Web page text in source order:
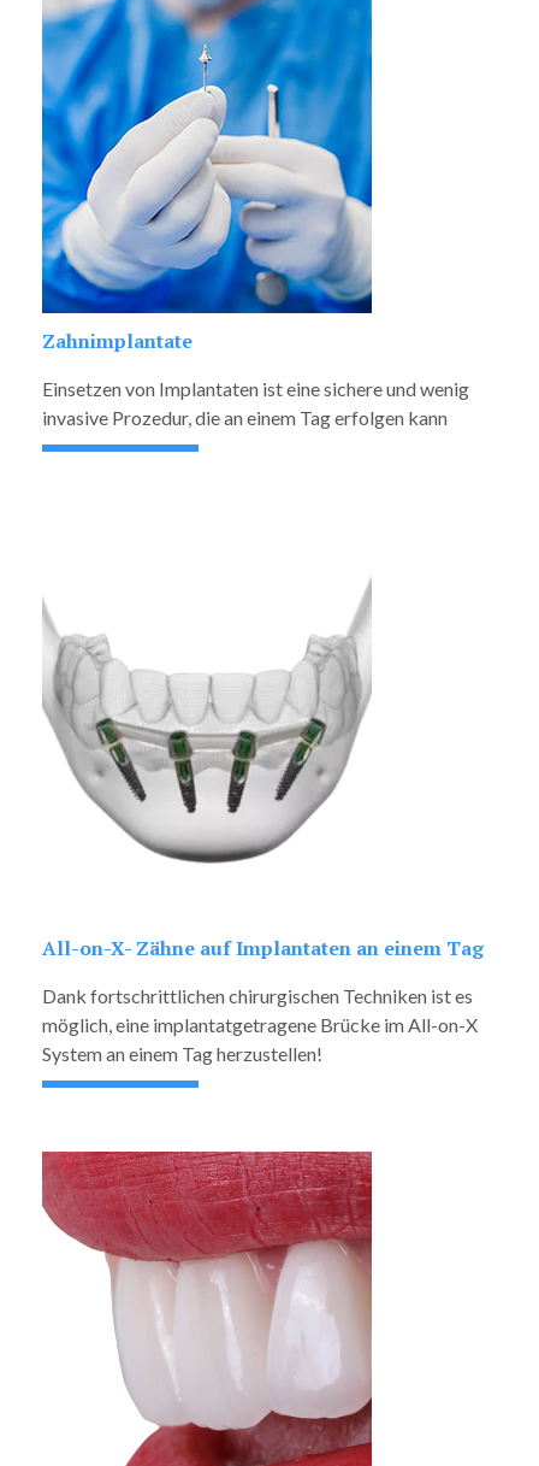
Zahnimplantate
Einsetzen von Implantaten ist eine sichere und wenig
invasive Prozedur, die an einem Tag erfolgen kann
All-on-X- Zähne auf Implantaten an einem Tag
Dank fortschrittlichen chirurgischen Techniken ist es
möglich, eine implantatgetragene Brücke im All-on-X
System an einem Tag herzustellen!